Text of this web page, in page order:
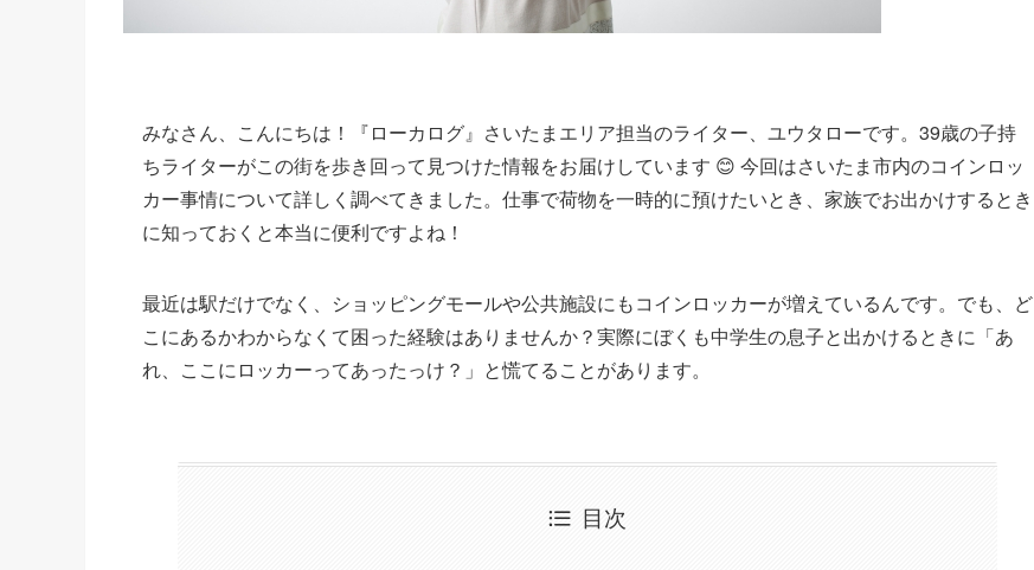
みなさん、こんにちは！『ローカログ』さいたまエリア担当のライター、ユウタローです。39歳の子持
ちライターがこの街を歩き回って見つけた情報をお届けしています 😊 今回はさいたま市内のコインロッ
カー事情について詳しく調べてきました。仕事で荷物を一時的に預けたいとき、家族でお出かけするとき
に知っておくと本当に便利ですよね！
最近は駅だけでなく、ショッピングモールや公共施設にもコインロッカーが増えているんです。でも、ど
こにあるかわからなくて困った経験はありませんか？実際にぼくも中学生の息子と出かけるときに「あ
れ、ここにロッカーってあったっけ？」と慌てることがあります。
目次